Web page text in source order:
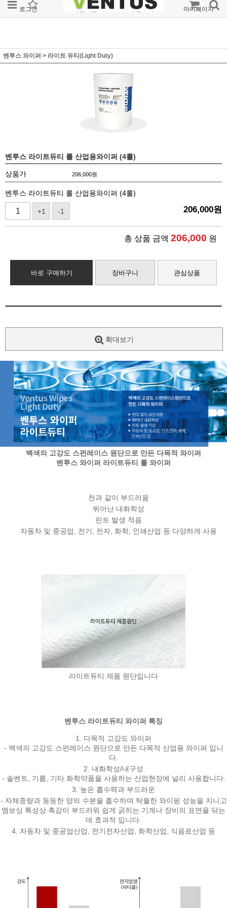
로그인 회원가입 주문조회 마이페이지
벤투스 와이퍼 > 라이트 듀티(Light Duty)
벤투스 라이트듀티 롤 산업용와이퍼 (4롤)
상품가 206,000원
벤투스 라이트듀티 롤 산업용와이퍼 (4롤)
+1 -1 206,000원
총 상품 금액 206,000 원
바로 구매하기 장바구니 관심상품
확대보기
백색의 고강도 스펀레이스 원단으로 만든 다목적 와이퍼
벤투스 와이퍼 라이트듀티 롤 와이퍼
천과 같이 부드러움
뛰어난 내화학성
린트 발생 적음
자동차 및 중공업, 전기, 전자, 화학, 인쇄산업 등 다양하게 사용
라이트듀티 제품 원단입니다
벤투스 라이트듀티 와이퍼 특징
1. 다목적 고강도 와이퍼
- 백색의 고강도 스펀레이스 원단으로 만든 다목적 산업용 와이퍼 입니
다.
2. 내화학성/내구성
- 솔벤트, 기름, 기타 화학약품을 사용하는 산업현장에 널리 사용합니다.
3. 높은 흡수력과 부드러운
- 자체중량과 동등한 양의 수분을 흡수하며 탁월한 와이핑 성능을 지니고
엠보싱 특성상 촉감이 부드러워 쉽게 긁히는 기계나 장비의 표면을 닦는
데 효과적 입니다.
4. 자동차 및 중공업산업, 전기전자산업, 화학산업, 식음료산업 등